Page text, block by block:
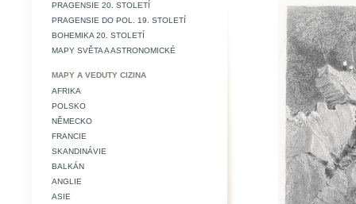
PRAGENSIE 20. STOLETÍ
PRAGENSIE DO POL. 19. STOLETÍ
BOHEMIKA 20. STOLETÍ
MAPY SVĚTA A ASTRONOMICKÉ
MAPY A VEDUTY CIZINA
AFRIKA
POLSKO
NĚMECKO
FRANCIE
SKANDINÁVIE
BALKÁN
ANGLIE
ASIE